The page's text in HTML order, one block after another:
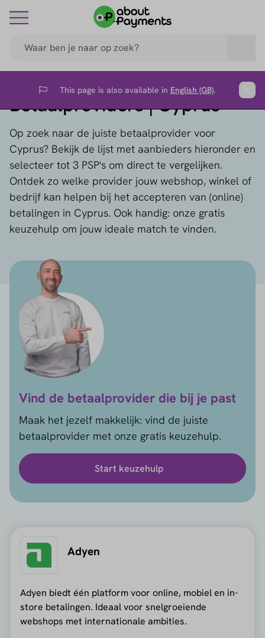
Flag This page is also available in English (GB).
Betaalproviders | Cyprus
Op zoek naar de juiste betaalprovider voor
Cyprus? Bekijk de lijst met aanbieders hieronder en
selecteer tot 3 PSP's om direct te vergelijken.
Ontdek zo welke provider jouw webshop, winkel of
bedrijf kan helpen bij het accepteren van (online)
betalingen in Cyprus. Ook handig: onze gratis
keuzehulp om jouw ideale match te vinden.
Vind de betaalprovider die bij je past
Maak het jezelf makkelijk: vind de juiste
betaalprovider met onze gratis keuzehulp.
Start keuzehulp
Adyen
Adyen biedt één platform voor online, mobiel en in-
store betalingen. Ideaal voor snelgroeiende
webshops met internationale ambities.